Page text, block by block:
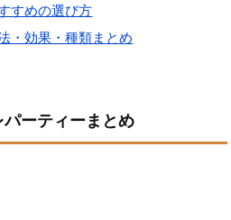
すめの選び方
・効果・種類まとめ
ーティーまとめ